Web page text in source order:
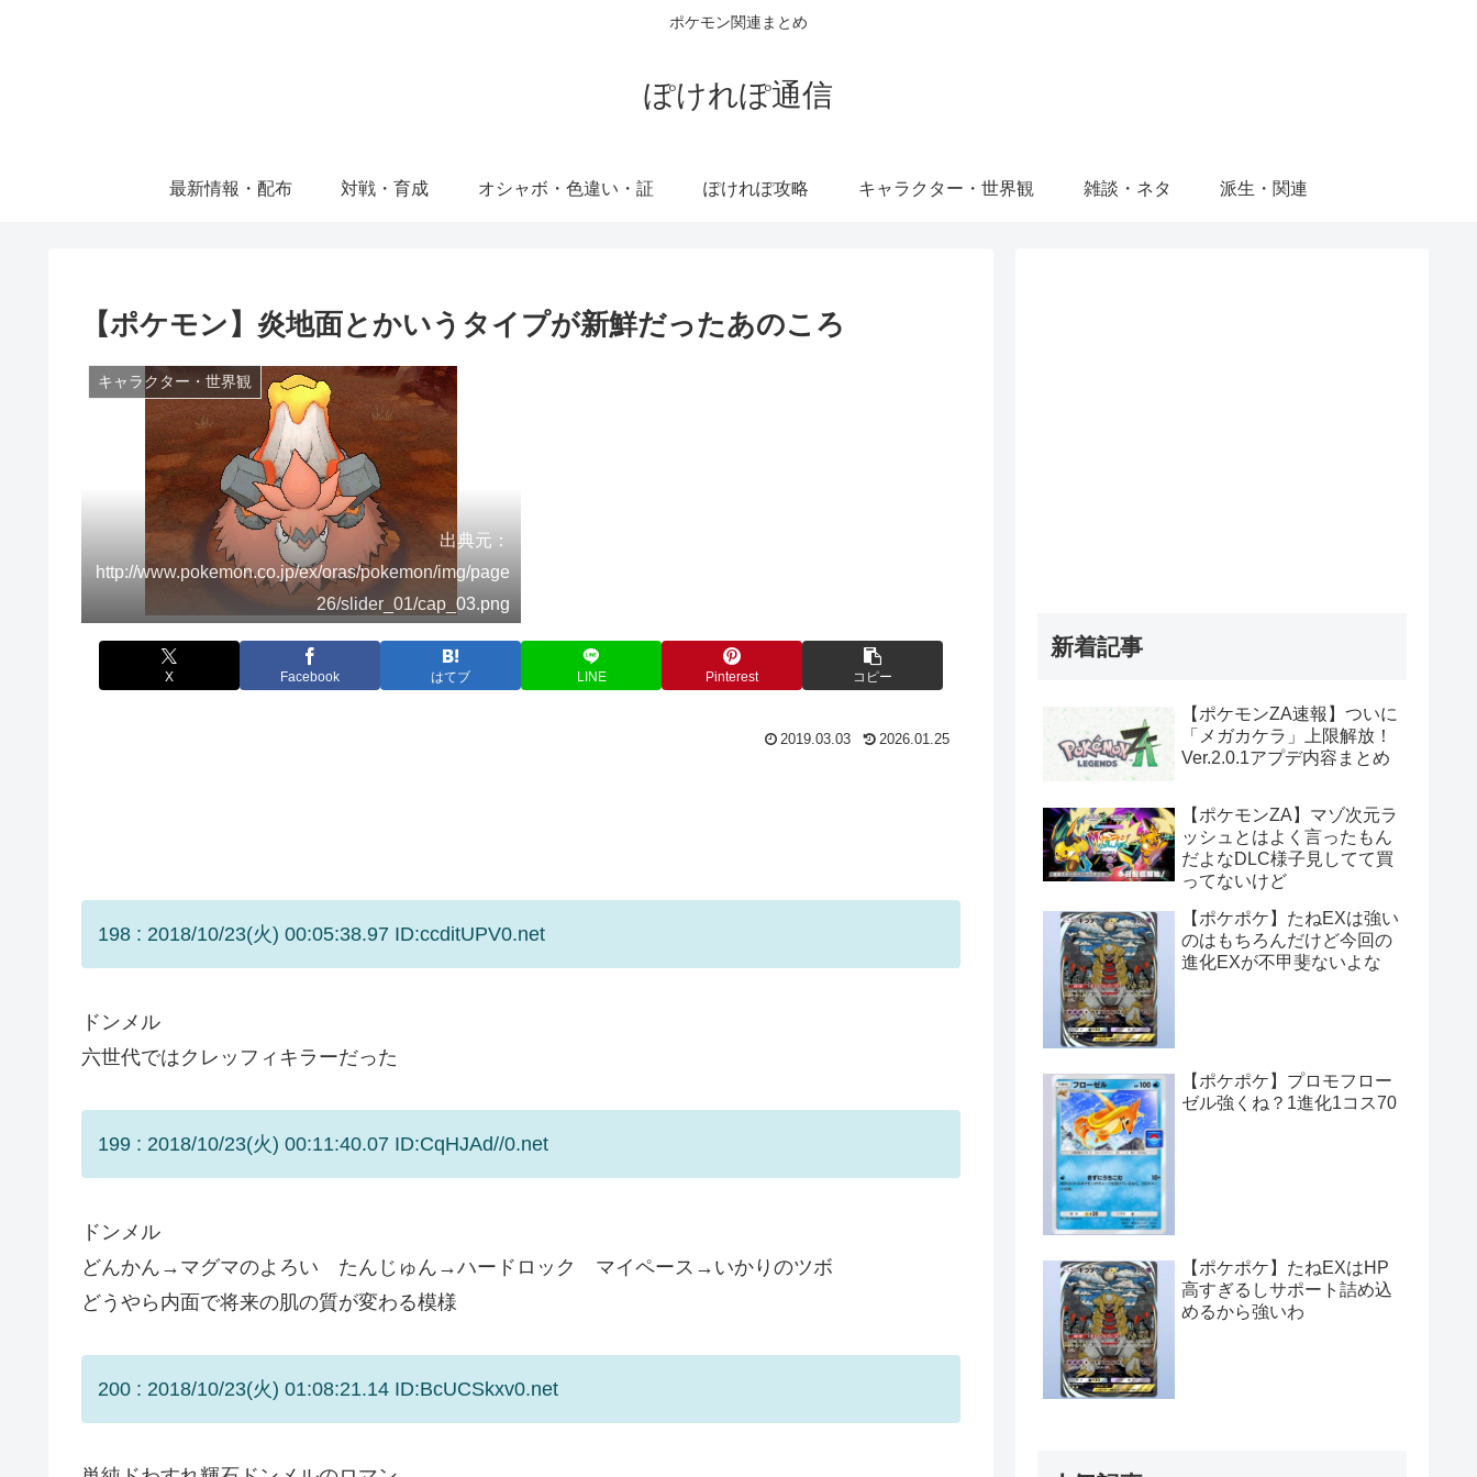
ポケモン関連まとめ
ぽけれぽ通信
最新情報・配布 対戦・育成 オシャボ・色違い・証 ぽけれぽ攻略 キャラクター・世界観 雑談・ネタ 派生・関連
【ポケモン】炎地面とかいうタイプが新鮮だったあのころ
キャラクター・世界観
出典元：
http://www.pokemon.co.jp/ex/oras/pokemon/img/page
26/slider_01/cap_03.png
X Facebook はてブ LINE Pinterest コピー
2019.03.03 2026.01.25
198 : 2018/10/23(火) 00:05:38.97 ID:ccditUPV0.net
ドンメル
六世代ではクレッフィキラーだった
199 : 2018/10/23(火) 00:11:40.07 ID:CqHJAd//0.net
ドンメル
どんかん→マグマのよろい たんじゅん→ハードロック マイペース→いかりのツボ
どうやら内面で将来の肌の質が変わる模様
200 : 2018/10/23(火) 01:08:21.14 ID:BcUCSkxv0.net
新着記事
【ポケモンZA速報】ついに
「メガカケラ」上限解放！
Ver.2.0.1アプデ内容まとめ
【ポケモンZA】マゾ次元ラ
ッシュとはよく言ったもん
だよなDLC様子見してて買
ってないけど
【ポケポケ】たねEXは強い
のはもちろんだけど今回の
進化EXが不甲斐ないよな
【ポケポケ】プロモフロー
ゼル強くね？1進化1コス70
【ポケポケ】たねEXはHP
高すぎるしサポート詰め込
めるから強いわ